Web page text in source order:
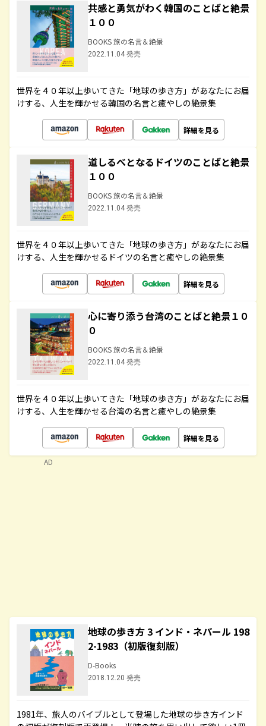
共感と勇気がわく韓国のことばと絶景
１００
BOOKS 旅の名言＆絶景
2022.11.04 発売
世界を４０年以上歩いてきた「地球の歩き方」があなたにお届
けする、人生を輝かせる韓国の名言と癒やしの絶景集
詳細を見る
道しるべとなるドイツのことばと絶景
１００
BOOKS 旅の名言＆絶景
2022.11.04 発売
世界を４０年以上歩いてきた「地球の歩き方」があなたにお届
けする、人生を輝かせるドイツの名言と癒やしの絶景集
詳細を見る
心に寄り添う台湾のことばと絶景１０
０
BOOKS 旅の名言＆絶景
2022.11.04 発売
世界を４０年以上歩いてきた「地球の歩き方」があなたにお届
けする、人生を輝かせる台湾の名言と癒やしの絶景集
詳細を見る
地球の歩き方 3 インド・ネパール 198
2-1983（初版復刻版）
D-Books
2018.12.20 発売
1981年、旅人のバイブルとして登場した地球の歩き方インド
AD